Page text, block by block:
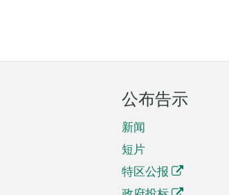
公布告示
新闻
短片
特区公报